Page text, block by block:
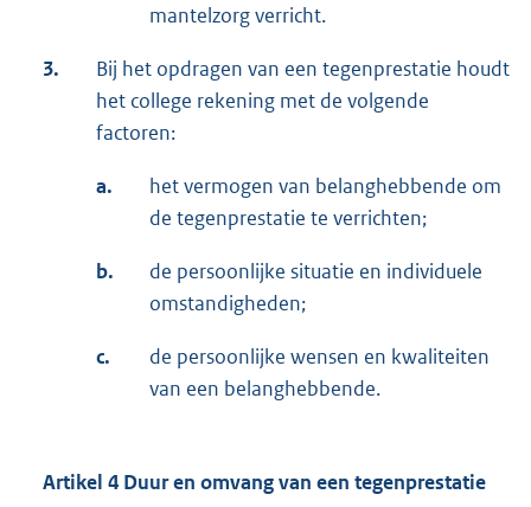
mantelzorg verricht.
3.
Bij het opdragen van een tegenprestatie houdt
het college rekening met de volgende
factoren:
a.
het vermogen van belanghebbende om
de tegenprestatie te verrichten;
b.
de persoonlijke situatie en individuele
omstandigheden;
c.
de persoonlijke wensen en kwaliteiten
van een belanghebbende.
Artikel 4 Duur en omvang van een tegenprestatie